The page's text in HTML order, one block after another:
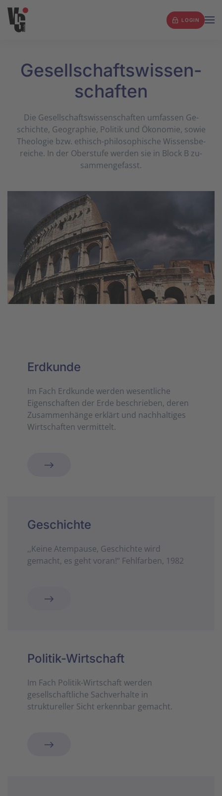
Zum Hauptinhalt springen
LOGIN
Gesell­schafts­wissen­
schaften
Die Ge­sell­schafts­wiss­en­schaf­ten um­fassen Ge­
schich­te, Geo­gra­phie, Po­li­tik und Öko­no­mie, sowie
Theo­lo­gie bzw. ethisch-phi­lo­so­phi­sche Wis­sens­be­
reiche. In der Ober­stufe werden sie in Block B zu­
sam­men­ge­fasst.
Erdkunde
Im Fach Erdkunde werden wesentliche
Eigenschaften der Erde beschrieben, deren
Zusammenhänge erklärt und nachhaltiges
Wirtschaften vermittelt.
Geschichte
,,Keine Atempause, Geschichte wird
gemacht, es geht voran!“ Fehlfarben, 1982
Politik-Wirtschaft
Im Fach Politik-Wirtschaft werden
gesellschaftliche Sachverhalte in
struktureller Sicht erkennbar gemacht.